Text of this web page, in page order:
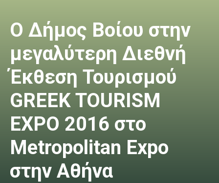
Ο Δήμος Βοίου στην
μεγαλύτερη Διεθνή
Έκθεση Τουρισμού
GREEK TOURISM
EXPO 2016 στο
Metropolitan Expo
στην Αθήνα